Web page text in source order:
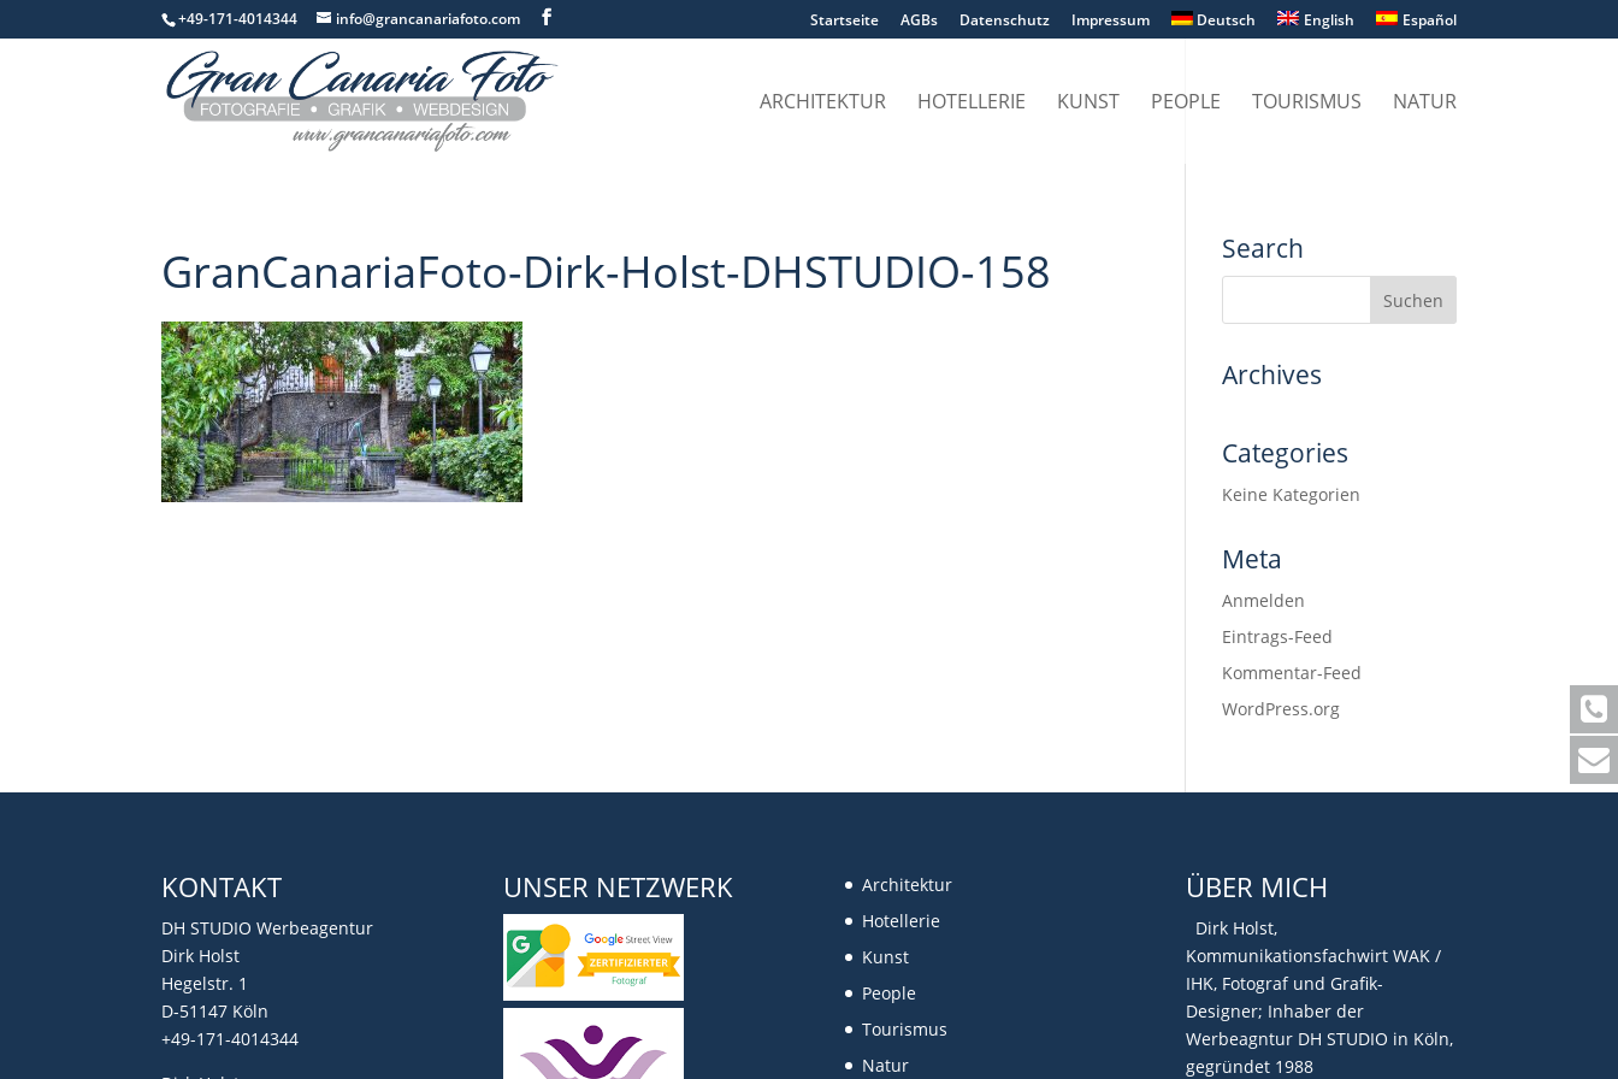
+49-171-4014344 info@grancanariafoto.com Startseite AGBs Datenschutz Impressum Deutsch English Español
ARCHITEKTUR HOTELLERIE KUNST PEOPLE TOURISMUS NATUR
GranCanariaFoto-Dirk-Holst-DHSTUDIO-158 Search
Archives
Categories
Keine Kategorien
Meta
Anmelden
Eintrags-Feed
Kommentar-Feed
WordPress.org
KONTAKT
DH STUDIO Werbeagentur
Dirk Holst
Hegelstr. 1
D-51147 Köln
+49-171-4014344
UNSER NETZWERK
Architektur
Hotellerie
Kunst
People
Tourismus
Natur
ÜBER MICH
Dirk Holst,
Kommunikationsfachwirt WAK /
IHK, Fotograf und Grafik-
Designer; Inhaber der
Werbeagntur DH STUDIO in Köln,
gegründet 1988